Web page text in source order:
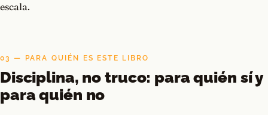
escala.
03 — PARA QUIÉN ES ESTE LIBRO
Disciplina, no truco: para quién sí y
para quién no